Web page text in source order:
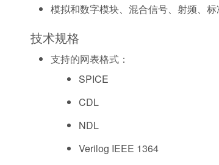
模拟和数字模块、混合信号、射频、
技术规格
支持的网表格式：
SPICE
CDL
NDL
Verilog IEEE 1364